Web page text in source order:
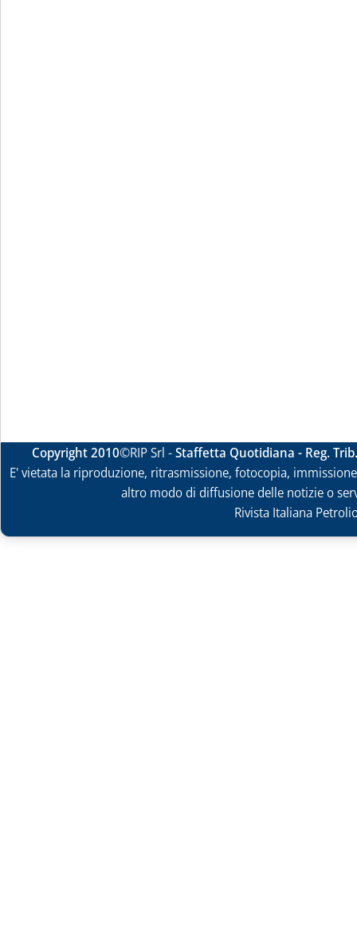
Copyright 2010©RIP Srl -Staffetta Quotidiana - Reg.
E' vietata la riproduzione, ritrasmissione, fotocopia,
altro modo di diffusione delle notizie o
Rivista Italiana